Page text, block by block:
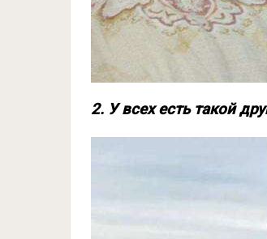
2. У всех есть такой